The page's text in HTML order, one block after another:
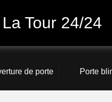
Tour 24/24
de porte Porte